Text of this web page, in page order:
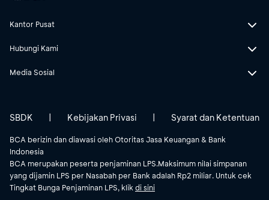
Kantor Pusat
Hubungi Kami
Media Sosial
BCA berizin dan diawasi oleh Otoritas Jasa Keuangan & Bank
Indonesia
BCA merupakan peserta penjaminan LPS.Maksimum nilai simpanan
yang dijamin LPS per Nasabah per Bank adalah Rp2 miliar. Untuk cek
Tingkat Bunga Penjaminan LPS, klikdi sini
SBDK Kebijakan Privasi Syarat dan Ketentuan